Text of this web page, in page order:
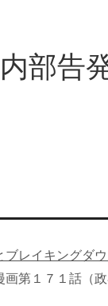
部告
ブレイキングダ
第１７１話（